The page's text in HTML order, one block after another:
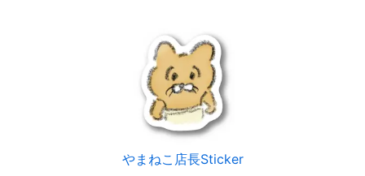
やまねこ店長Sticker